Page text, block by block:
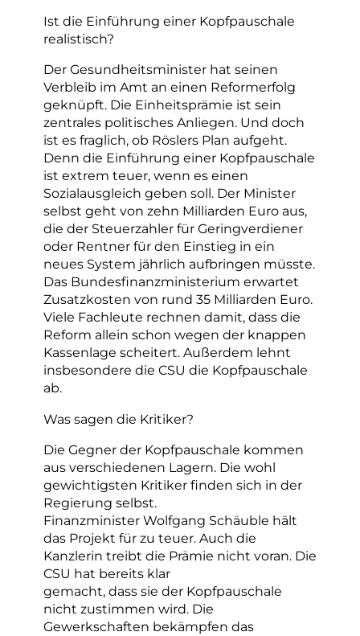
Ist die Einführung einer Kopfpauschale
realistisch?
Der Gesundheitsminister hat seinen
Verbleib im Amt an einen Reformerfolg
geknüpft. Die Einheitsprämie ist sein
zentrales politisches Anliegen. Und doch
ist es fraglich, ob Röslers Plan aufgeht.
Denn die Einführung einer Kopfpauschale
ist extrem teuer, wenn es einen
Sozialausgleich geben soll. Der Minister
selbst geht von zehn Milliarden Euro aus,
die der Steuerzahler für Geringverdiener
oder Rentner für den Einstieg in ein
neues System jährlich aufbringen müsste.
Das Bundesfinanzministerium erwartet
Zusatzkosten von rund 35 Milliarden Euro.
Viele Fachleute rechnen damit, dass die
Reform allein schon wegen der knappen
Kassenlage scheitert. Außerdem lehnt
insbesondere die CSU die Kopfpauschale
ab.
Was sagen die Kritiker?
Die Gegner der Kopfpauschale kommen
aus verschiedenen Lagern. Die wohl
gewichtigsten Kritiker finden sich in der
Regierung selbst.
Finanzminister Wolfgang Schäuble hält
das Projekt für zu teuer. Auch die
Kanzlerin treibt die Prämie nicht voran. Die
CSU hat bereits klar
gemacht, dass sie der Kopfpauschale
nicht zustimmen wird. Die
Gewerkschaften bekämpfen das